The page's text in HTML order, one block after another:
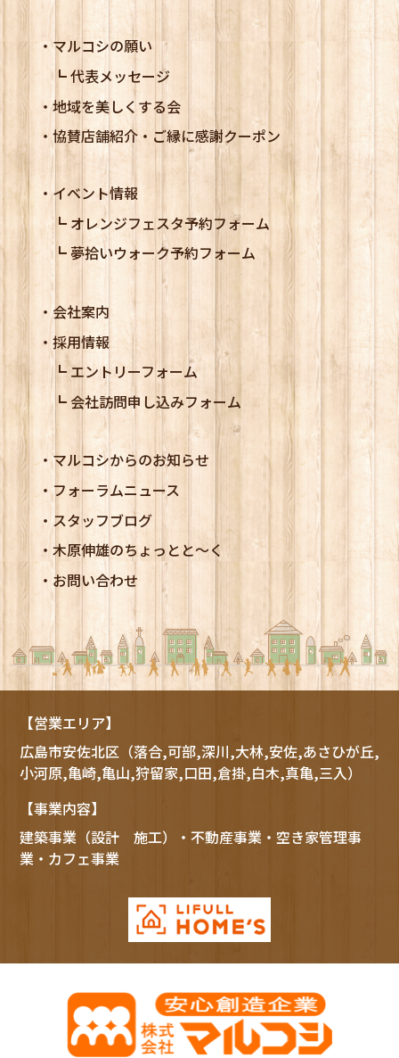
マルコシの願い
代表メッセージ
地域を美しくする会
協賛店舗紹介・ご縁に感謝クーポン
イベント情報
オレンジフェスタ予約フォーム
夢拾いウォーク予約フォーム
会社案内
採用情報
エントリーフォーム
会社訪問申し込みフォーム
マルコシからのお知らせ
フォーラムニュース
スタッフブログ
木原伸雄のちょっとと～く
お問い合わせ
【営業エリア】
広島市安佐北区（落合,可部,深川,大林,安佐,あさひが丘,
小河原,亀崎,亀山,狩留家,口田,倉掛,白木,真亀,三入）
【事業内容】
建築事業（設計 施工）・不動産事業・空き家管理事
業・カフェ事業